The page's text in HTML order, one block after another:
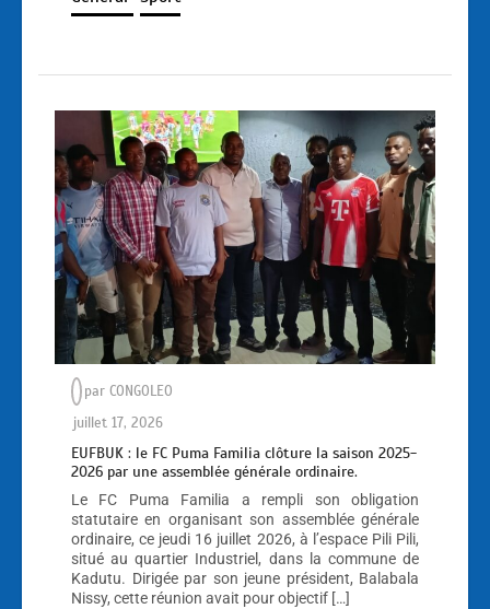
par CONGOLEO
juillet 17, 2026
EUFBUK : le FC Puma Familia clôture la saison 2025-
2026 par une assemblée générale ordinaire.
Le FC Puma Familia a rempli son obligation
statutaire en organisant son assemblée générale
ordinaire, ce jeudi 16 juillet 2026, à l’espace Pili Pili,
situé au quartier Industriel, dans la commune de
Kadutu. Dirigée par son jeune président, Balabala
Nissy, cette réunion avait pour objectif […]